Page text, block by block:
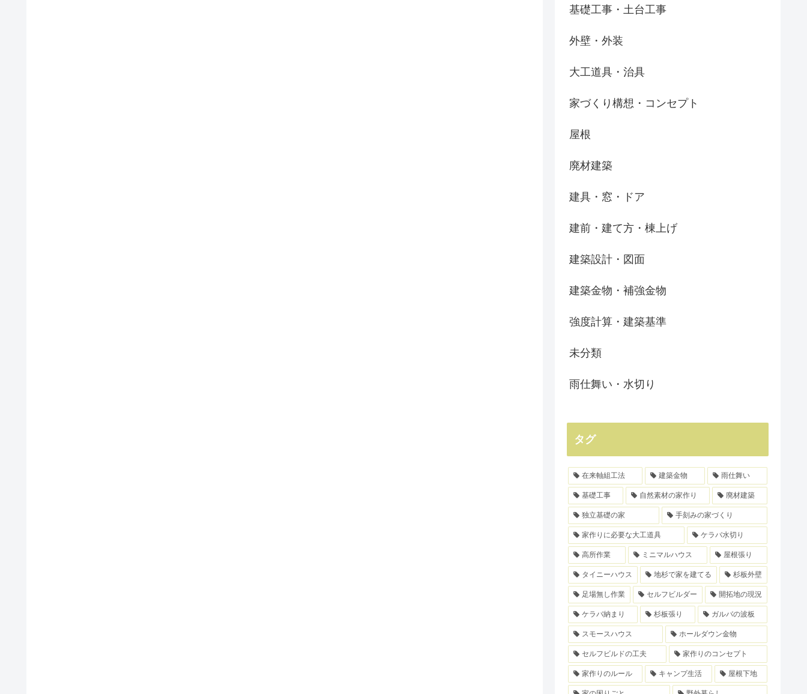
基礎工事・土台工事
外壁・外装
大工道具・治具
家づくり構想・コンセプト
屋根
廃材建築
建具・窓・ドア
建前・建て方・棟上げ
建築設計・図面
建築金物・補強金物
強度計算・建築基準
未分類
雨仕舞い・水切り
タグ
在来軸組工法 建築金物 雨仕舞い
基礎工事 自然素材の家作り 廃材建築
独立基礎の家 手刻みの家づくり
家作りに必要な大工道具 ケラバ水切り
高所作業 ミニマルハウス 屋根張り
タイニーハウス 地杉で家を建てる 杉板外壁
足場無し作業 セルフビルダー 開拓地の現況
ケラバ納まり 杉板張り ガルバの波板
スモースハウス ホールダウン金物
セルフビルドの工夫 家作りのコンセプト
家作りのルール キャンプ生活 屋根下地